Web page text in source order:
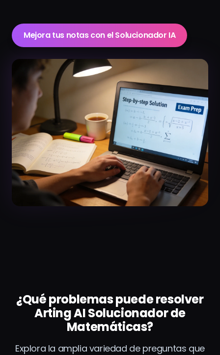
Mejora tus notas con el Solucionador IA
¿Qué problemas puede resolver
Arting AI Solucionador de
Matemáticas?
Explora la amplia variedad de preguntas que